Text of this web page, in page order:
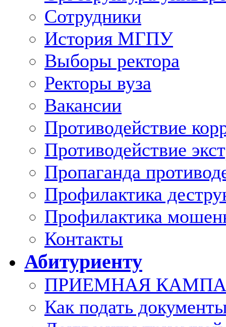
Сотрудники
История МГПУ
Выборы ректора
Ректоры вуза
Вакансии
Противодействие
Противодействие
Пропаганда
Профилактика
Профилактика
Контакты
Абитуриенту
ПРИЕМНАЯ
Как подать